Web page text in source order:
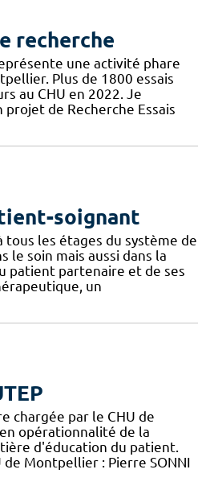
recherche
une activité phare
Plus de 1800 essais
au CHU en 2022. Je
de Recherche Essais
soignant
les étages du système de
le soin mais aussi dans la
patient partenaire et de ses
un
chargée par le CHU de
opérationnalité de la
d'éducation du patient.
de Montpellier : Pierre SONNI